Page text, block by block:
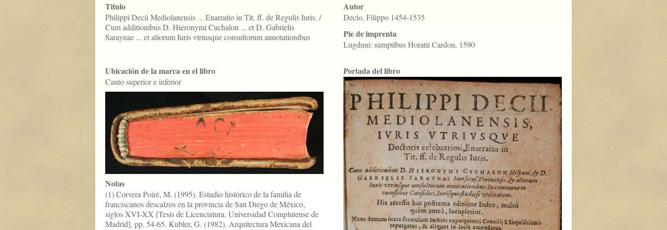
Titulo
Philippi Decii Mediolanensis ... Enarratio in Tit. ff. de Regulis Iuris. /
Cum additionibus D. Hieronymi Cuchalon ... et D. Gabrielis
Saraynae ... et aliorum Iuris vtriusque consultorum annotationibus
Autor
Decio, Filippo 1454-1535
Pie de imprenta
Lugduni: sumptibus Horatii Cardon, 1590
Ubicación de la marca en el libro
Canto superior e inferior
Notas
(1) Corvera Poiré, M. (1995). Estudio histórico de la familia de
franciscanos descalzos en la provincia de San Diego de México,
siglos XVI-XX [Tesis de Licenciatura. Universidad Complutense de
Madrid], pp. 54-65. Kubler, G. (1982). Arquitectura Mexicana del
Portada del libro